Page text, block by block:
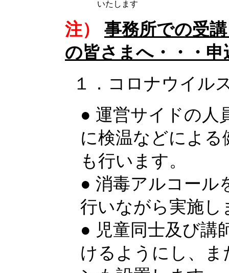
いたします
注）
事務所での受
の皆さまへ・・・
１．コロナウイル
● 運営サイドの人
に検温などによ
も行います。
● 消毒アルコール
行いながら実施し
● 児童同士及び講
けるようにし、